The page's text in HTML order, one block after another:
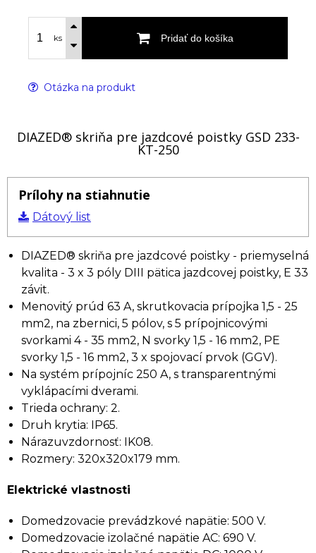
ks Pridať do košíka
Otázka na produkt
DIAZED® skriňa pre jazdcové poistky GSD 233-
KT-250
Prílohy na stiahnutie
Dátový list
DIAZED® skriňa pre jazdcové poistky - priemyselná
kvalita - 3 x 3 póly DIII pätica jazdcovej poistky, E 33
závit.
Menovitý prúd 63 A, skrutkovacia prípojka 1,5 - 25
mm2, na zbernici, 5 pólov, s 5 prípojnicovými
svorkami 4 - 35 mm2, N svorky 1,5 - 16 mm2, PE
svorky 1,5 - 16 mm2, 3 x spojovací prvok (GGV).
Na systém prípojníc 250 A, s transparentnými
vyklápacími dverami.
Trieda ochrany: 2.
Druh krytia: IP65.
Nárazuvzdornosť: IK08.
Rozmery: 320x320x179 mm.
Elektrické vlastnosti
Domedzovacie prevádzkové napätie: 500 V.
Domedzovacie izolačné napätie AC: 690 V.